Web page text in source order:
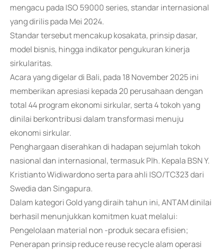
mengacu pada ISO 59000 series, standar internasional
yang dirilis pada Mei 2024.
Standar tersebut mencakup kosakata, prinsip dasar,
model bisnis, hingga indikator pengukuran kinerja
sirkularitas.
Acara yang digelar di Bali, pada 18 November 2025 ini
memberikan apresiasi kepada 20 perusahaan dengan
total 44 program ekonomi sirkular, serta 4 tokoh yang
dinilai berkontribusi dalam transformasi menuju
ekonomi sirkular.
Penghargaan diserahkan di hadapan sejumlah tokoh
nasional dan internasional, termasuk Plh. Kepala BSN Y.
Kristianto Widiwardono serta para ahli ISO/TC323 dari
Swedia dan Singapura.
Dalam kategori Gold yang diraih tahun ini, ANTAM dinilai
berhasil menunjukkan komitmen kuat melalui:
Pengelolaan material non -produk secara efisien;
Penerapan prinsip reduce reuse recycle alam operasi